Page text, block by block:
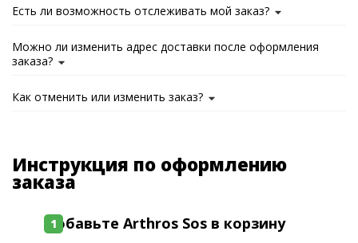
Есть ли возможность отслеживать мой заказ?
Можно ли изменить адрес доставки после оформления
заказа?
Как отменить или изменить заказ?
Инструкция по оформлению
заказа
Добавьте Arthros Sos в корзину